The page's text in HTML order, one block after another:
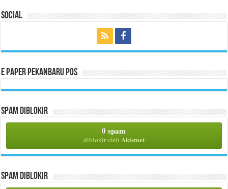
Social
E Paper Pekanbaru Pos
Spam Diblokir
0 spam
diblokir oleh Akismet
Spam Diblokir